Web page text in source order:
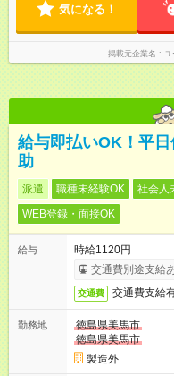
気になる！
掲載元企業名 ユ
給与即払いOK！平
助
派遣 職種未経験OK 社会人
WEB登録・面接OK
給与
時給1120円
交通費別途支給
交通費 交通費支給
勤務地
徳島県美馬市
徳島県美馬市
製造外